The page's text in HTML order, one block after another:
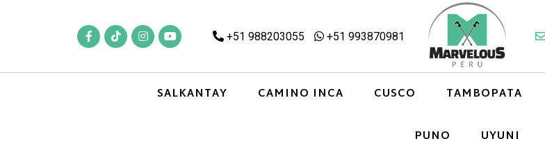
+51 988203055 +51 993870981
SALKANTAY CAMINO INCA CUSCO TAMBOPATA
PUNO UYUNI